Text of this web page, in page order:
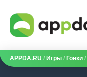
APPDA.RU / Игры / Гонки